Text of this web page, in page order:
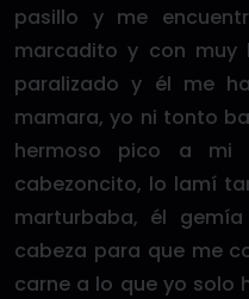
pasillo y me
marcadito y con muy
paralizado y él me
mamara, yo ni tonto
hermoso pico a
cabezoncito, lo lamí
marturbaba, él
cabeza para que me
carne a lo que yo